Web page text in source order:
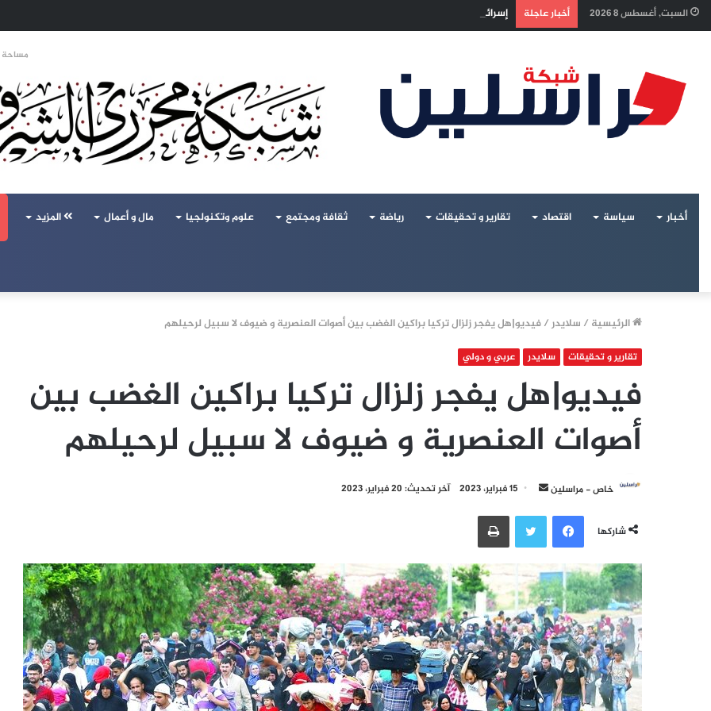
السبت, أغسطس 8 2026 أخبار عاجلة إسرائيل تراقب «اتفاق مكة» بقلق.. تحالف تركيا والسعودية وباكستان يفتح أسئلة جديدة حول ميزان القوى الإقليمي
مساحة
أخبار سياسة اقتصاد تقارير و تحقيقات رياضة ثقافة ومجتمع علوم وتكنولجيا مال و أعمال المزيد
الرئيسية / سلايدر/فيديو|هل يفجر زلزال تركيا براكين الغضب بين أصوات العنصرية و ضيوف لا سبيل لرحيلهم
تقارير و تحقيقات سلايدر عربي و دولي
فيديو|هل يفجر زلزال تركيا براكين الغضب بين
أصوات العنصرية و ضيوف لا سبيل لرحيلهم
خاص - مراسلين
أرسل
إلكترونيا
15 فبراير، 2023 آخر تحديث: 20 فبراير، 2023
شاركها
فيسبوكتويتر طباعة